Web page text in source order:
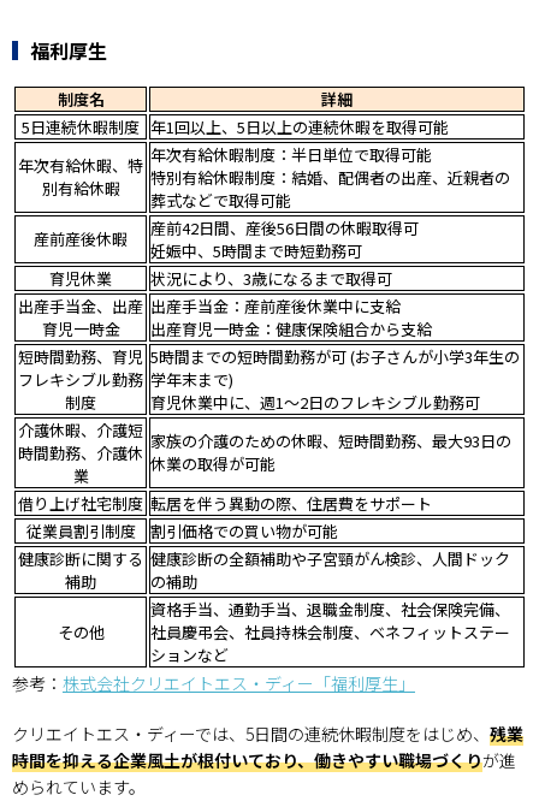
福利厚生
制度名
詳細
5日連続休暇制度 年1回以上、5日以上の連続休暇を取得可能
年次有給休暇、特
別有給休暇
年次有給休暇制度：半日単位で取得可能
特別有給休暇制度：結婚、配偶者の出産、近親者の
葬式などで取得可能
産前産後休暇
産前42日間、産後56日間の休暇取得可
妊娠中、5時間まで時短勤務可
育児休業
状況により、3歳になるまで取得可
出産手当金、出産
育児一時金
出産手当金：産前産後休業中に支給
出産育児一時金：健康保険組合から支給
短時間勤務、育児
フレキシブル勤務
制度
5時間までの短時間勤務が可 (お子さんが小学3年生の
学年末まで)
育児休業中に、週1〜2日のフレキシブル勤務可
介護休暇、介護短
時間勤務、介護休
業
家族の介護のための休暇、短時間勤務、最大93日の
休業の取得が可能
借り上げ社宅制度 転居を伴う異動の際、住居費をサポート
従業員割引制度
割引価格での買い物が可能
健康診断に関する
補助
健康診断の全額補助や子宮頸がん検診、人間ドック
の補助
その他
資格手当、通勤手当、退職金制度、社会保険完備、
社員慶弔会、社員持株会制度、ベネフィットステー
ションなど
参考： 株式会社クリエイトエス・ディー「福利厚生」
クリエイトエス・ディーでは、5日間の連続休暇制度をはじめ、 残業
時間を抑える企業風土が根付いており、働きやすい職場づくりが進
められています。